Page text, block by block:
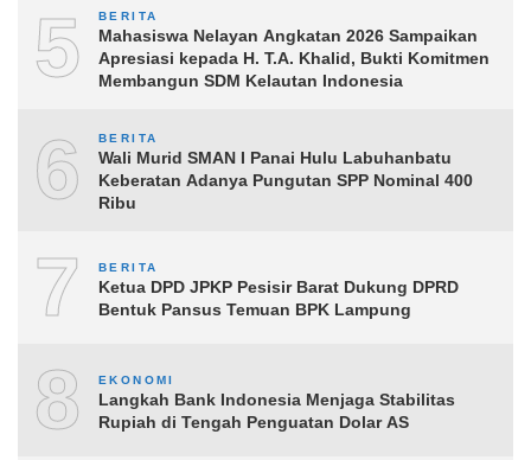
5 BERITA
Mahasiswa Nelayan Angkatan 2026 Sampaikan
Apresiasi kepada H. T.A. Khalid, Bukti Komitmen
Membangun SDM Kelautan Indonesia
6 BERITA
Wali Murid SMAN I Panai Hulu Labuhanbatu
Keberatan Adanya Pungutan SPP Nominal 400
Ribu
7 BERITA
Ketua DPD JPKP Pesisir Barat Dukung DPRD
Bentuk Pansus Temuan BPK Lampung
8 EKONOMI
Langkah Bank Indonesia Menjaga Stabilitas
Rupiah di Tengah Penguatan Dolar AS